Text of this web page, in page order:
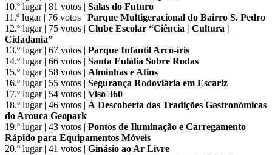
10.º lugar | 81 votos | Salas do Futuro
11.º lugar | 76 votos | Parque Multigeracional do Bairro S. Pedro
12.º lugar | 75 votos | Clube Escolar “Ciência | Cultura |
Cidadania”
13.º lugar | 67 votos | Parque Infantil Arco-íris
14.º lugar | 66 votos | Santa Eulália Sobre Rodas
15.º lugar | 58 votos | Alminhas e Afins
16.º lugar | 55 votos | Segurança Rodoviária em Escariz
17.º lugar | 54 votos | Viso 360
18.º lugar | 46 votos | À Descoberta das Tradições Gastronómicas
do Arouca Geopark
19.º lugar | 43 votos | Pontos de Iluminação e Carregamento
Rápido para Equipamentos Móveis
20.º lugar | 41 votos | Ginásio ao Ar Livre